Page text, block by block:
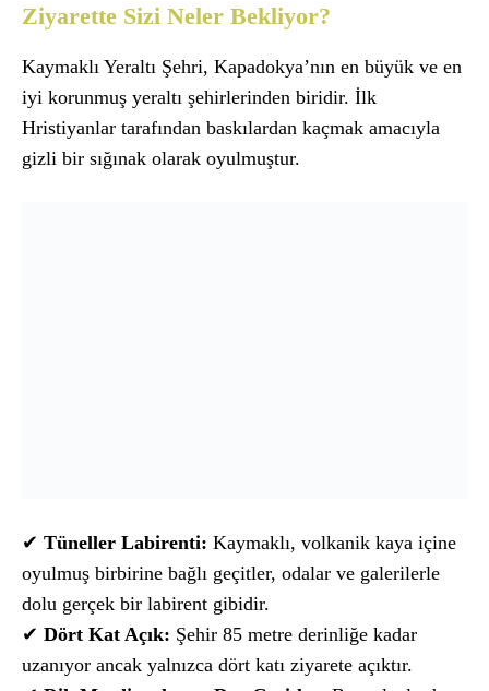
Ziyarette Sizi Neler Bekliyor?
Kaymaklı Yeraltı Şehri, Kapadokya’nın en büyük ve en
iyi korunmuş yeraltı şehirlerinden biridir. İlk
Hristiyanlar tarafından baskılardan kaçmak amacıyla
gizli bir sığınak olarak oyulmuştur.
✔ Tüneller Labirenti: Kaymaklı, volkanik kaya içine
oyulmuş birbirine bağlı geçitler, odalar ve galerilerle
dolu gerçek bir labirent gibidir.
✔ Dört Kat Açık: Şehir 85 metre derinliğe kadar
uzanıyor ancak yalnızca dört katı ziyarete açıktır.